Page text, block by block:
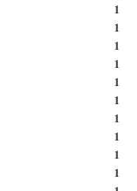
1
1
1
1
1
1
1
1
1
1